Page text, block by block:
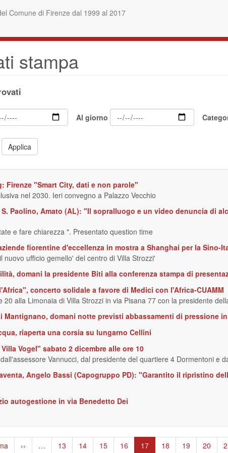
Comune di Firenze dal 1999 al 2017
stampa
Al giorno
Applica
Firenze "Smart City, dati e non parole"
nel 2030. Ieri convegno a Palazzo Vecchio
Paolino, Amato (AL): "Il sopralluogo e un video denuncia di
e fare chiarezza ". Presentato question time
fiorentine d'eccellenza in mostra a Shanghai per la Sino-
ufficio gemello' del centro di Villa Strozzi'
domani la presidente Biti alla conferenza stampa di
concerto solidale a favore di Medici con l'Africa-CUAMM
alla Limonaia di Villa Strozzi in via Pisana 77 con la presidente
Mantignano, domani notte previsti abbassamenti di pressione
riaperta una corsia su lungarno Cellini
Vogel" sabato 2 dicembre alle ore 10
Vannucci, dal presidente del quartiere 4 Dormentoni e
Angelo Bassi (Capogruppo PD): "Garantito il ripristino
autogestione in via Benedetto Dei
Pagina
‹‹ … Page
13 Page
14 Page
15 Page
16
Pagina
17 Page
18 Page
19 Page
20